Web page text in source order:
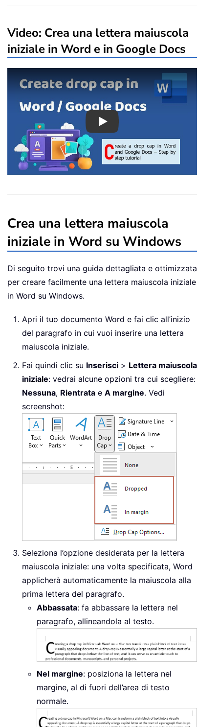
Video: Crea una lettera maiuscola
iniziale in Word e in Google Docs
Play
Crea una lettera maiuscola
iniziale in Word su Windows
Di seguito trovi una guida dettagliata e ottimizzata
per creare facilmente una lettera maiuscola iniziale
in Word su Windows.
Apri il tuo documento Word e fai clic all’inizio
del paragrafo in cui vuoi inserire una lettera
maiuscola iniziale.
Fai quindi clic su Inserisci > Lettera maiuscola
iniziale: vedrai alcune opzioni tra cui scegliere:
Nessuna, Rientrata e A margine. Vedi
screenshot:
Seleziona l’opzione desiderata per la lettera
maiuscola iniziale: una volta specificata, Word
applicherà automaticamente la maiuscola alla
prima lettera del paragrafo.
Abbassata: fa abbassare la lettera nel
paragrafo, allineandola al testo.
Nel margine: posiziona la lettera nel
margine, al di fuori dell’area di testo
normale.